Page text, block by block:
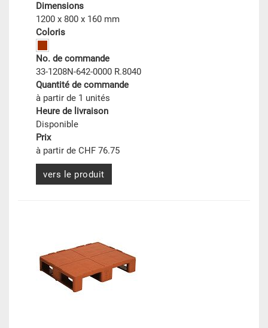
Dimensions
1200 x 800 x 160 mm
Coloris
No. de commande
33-1208N-642-0000 R.8040
Quantité de commande
à partir de 1 unités
Heure de livraison
Disponible
Prix
à partir de CHF 76.75
vers le produit